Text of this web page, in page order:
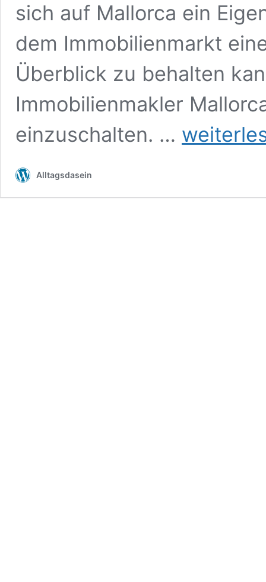
sich auf Mallorca ein
dem Immobilienmarkt
Überblick zu behalten
Immobilienmakler
einzuschalten. …
Traumhaus
Alltagsdasein